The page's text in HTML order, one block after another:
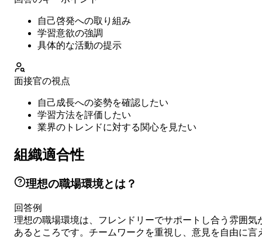
自己啓発への取り組み
学習意欲の強調
具体的な活動の提示
面接官の視点
自己成長への姿勢を確認したい
学習方法を評価したい
業界のトレンドに対する関心を見たい
組織適合性
理想の職場環境とは？
回答例
理想の職場環境は、フレンドリーでサポートし合う雰囲気
あるところです。チームワークを重視し、意見を自由に言